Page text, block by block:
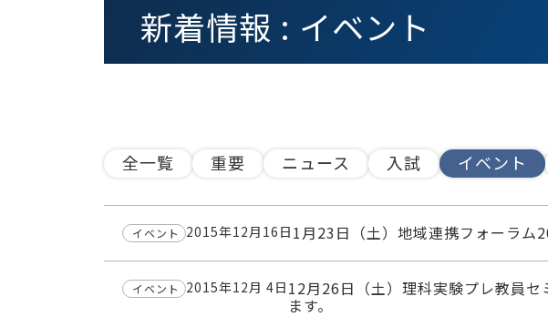
新着情報 : イベント
全一覧 重要 ニュース 入試 イベント
イベント 2015年12月16日 1月23日（土）地域連携フォーラム
イベント 2015年12月 4日 12月26日（土）理科実験プレ教員
ます。